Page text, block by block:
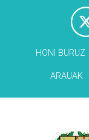
HONI BURUZ
ARAUAK